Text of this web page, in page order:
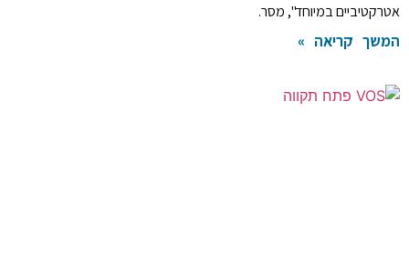
אטרקטיביים במיוחד", מסר.
המשך קריאה »